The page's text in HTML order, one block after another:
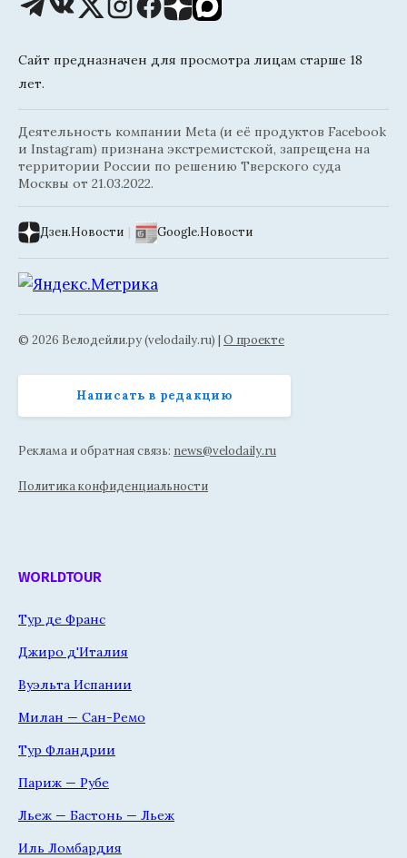
Сайт предназначен для просмотра лицам старше 18
лет.
Деятельность компании Meta (и её продуктов Facebook
и Instagram) признана экстремистской, запрещена на
территории России по решению Тверского суда
Москвы от 21.03.2022.
Дзен.Новости | Google.Новости
© 2026 Велодейли.ру (velodaily.ru) | О проекте
Написать в редакцию
Реклама и обратная связь: news@velodaily.ru
Политика конфиденциальности
WORLDTOUR
Тур де Франс
Джиро д'Италия
Вуэльта Испании
Милан — Сан-Ремо
Тур Фландрии
Париж — Рубе
Льеж — Бастонь — Льеж
Иль Ломбардия